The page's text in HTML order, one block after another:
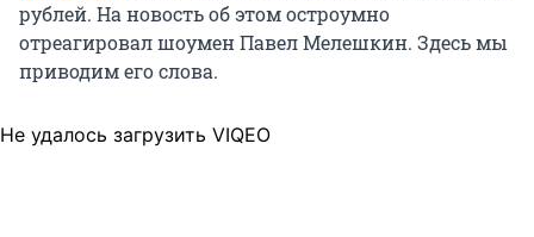
рублей. На новость об этом остроумно
отреагировал шоумен Павел Мелешкин. Здесь мы
приводим его слова.
Не удалось загрузить VIQEO